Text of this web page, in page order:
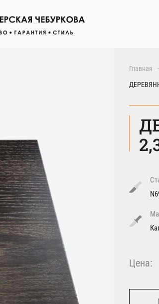
Главная
Цена: